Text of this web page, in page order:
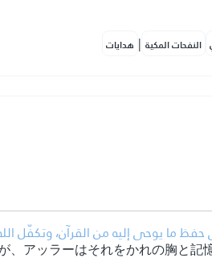
النفحات المكية | هدايات
ما يوحى إليه من القرآن، وتكفّل
アッラーはそれをかれの胸と